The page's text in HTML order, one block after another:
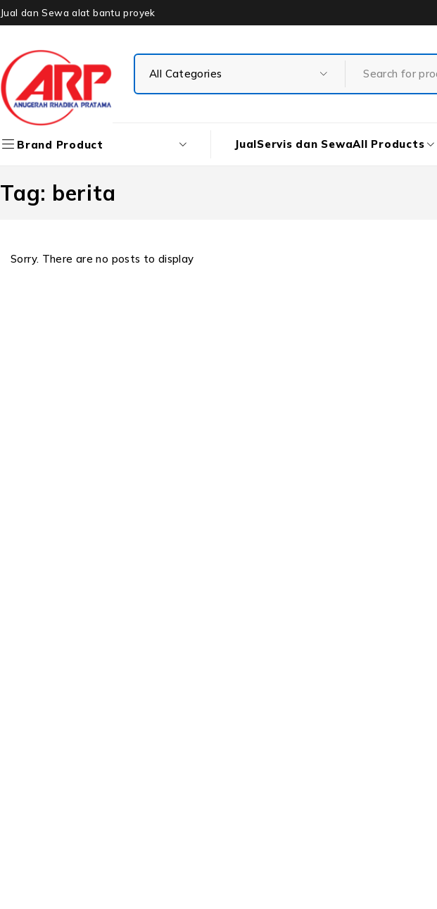
Jual dan Sewa alat bantu proyek
Brand Product JualServis dan SewaAll Products
Tag: berita
Sorry. There are no posts to display